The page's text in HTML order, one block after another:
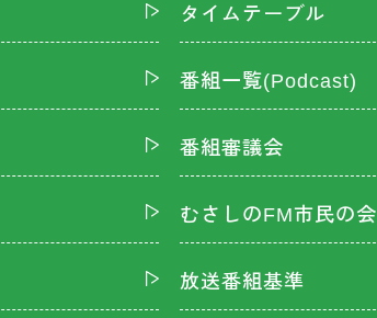
タイムテーブル
番組一覧(Podcast)
番組審議会
むさしのFM市民の会
放送番組基準